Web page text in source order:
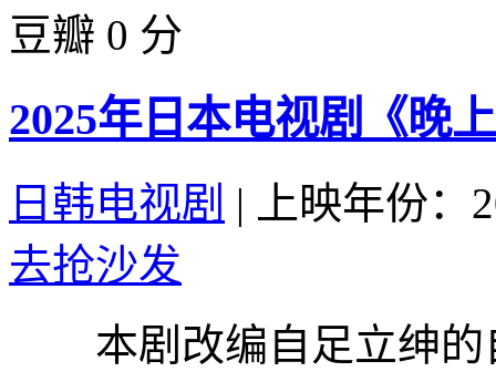
豆瓣 0 分
2025年日本电视剧《晚
日韩电视剧 |
上映年份：
去抢沙发
本剧改编自足立绅的